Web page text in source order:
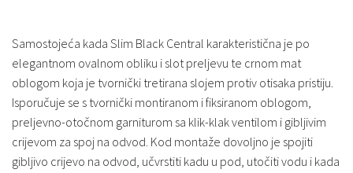
Samostojeća kada Slim Black Central karakteristična je po
elegantnom ovalnom obliku i slot preljevu te crnom mat
oblogom koja je tvornički tretirana slojem protiv otisaka pristiju.
Isporučuje se s tvornički montiranom i fiksiranom oblogom,
preljevno-otočnom garniturom sa klik-klak ventilom i gibljivim
crijevom za spoj na odvod. Kod montaže dovoljno je spojiti
gibljivo crijevo na odvod, učvrstiti kadu u pod, utočiti vodu i kada